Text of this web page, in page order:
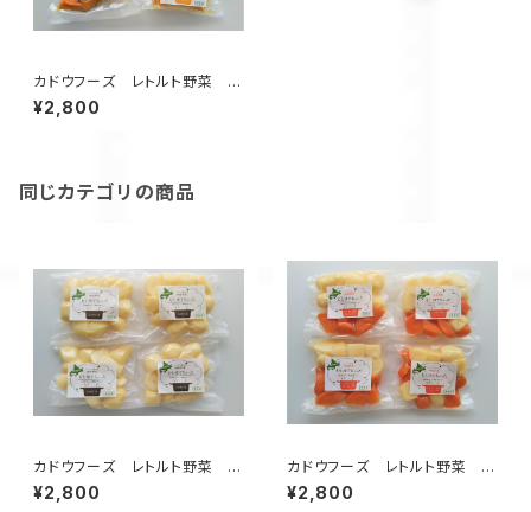
カドウフーズ レトルト野菜 も
うゆでちゃった カボチャ 200
g×4パック / 北海道 無添加 非
¥2,800
同じカテゴリの商品
カドウフーズ レトルト野菜 も
うゆでちゃった じゃがいも 200
g×4パック / 北海道 無添加 非
¥2,800
カドウフーズ レトルト野菜 も
うゆでちゃった じゃがいもと人
参ミックス 200g×4パック/ 北
¥2,800